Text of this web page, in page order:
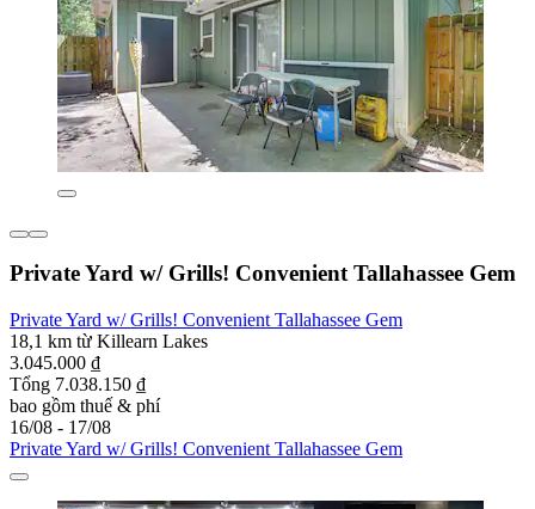
Private Yard w/ Grills! Convenient Tallahassee Gem
Private Yard w/ Grills! Convenient Tallahassee Gem
18,1 km từ Killearn Lakes
3.045.000 ₫
Tổng 7.038.150 ₫
bao gồm thuế & phí
16/08 - 17/08
Private Yard w/ Grills! Convenient Tallahassee Gem